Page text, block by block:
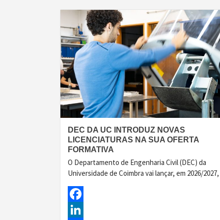
DEC DA UC INTRODUZ NOVAS
LICENCIATURAS NA SUA OFERTA
FORMATIVA
O Departamento de Engenharia Civil (DEC) da
Universidade de Coimbra vai lançar, em 2026/
Facebook